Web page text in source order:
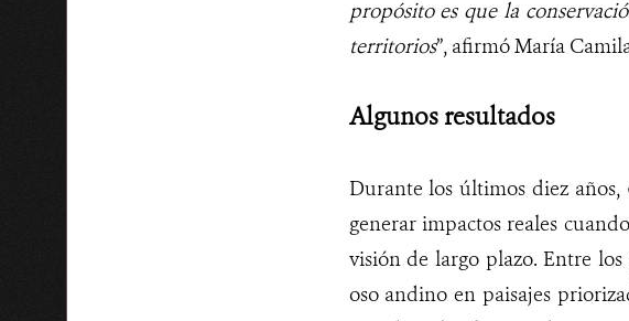
propósito es que la
territorios”, afirmó María
Algunos resultados
Durante los últimos diez años,
generar impactos reales
visión de largo plazo. Entre
oso andino en paisajes